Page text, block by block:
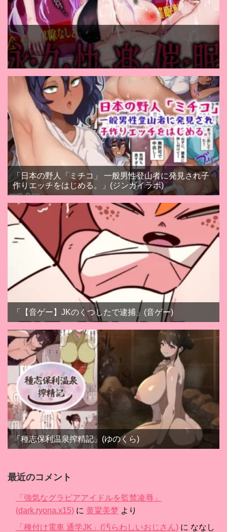
「【 催○解除なし
】永・久・快・楽・催・眠～痙
攣しっぱなしの絶頂廃人への片道切符～【蛇口ちん
ぽ】」(空心菜館)
「日本の野人「ミチコ」 一般男性登山者に発見され子
作りエッチをはじめる。」(ジンガイラボ)
「【音ゲー】JKのくつしたで逮捕」(音ゲー)
「種志保利温泉搾精記」(ゆのくら)
最近のコメント
「強気なグラビアアイドルを監禁凌辱」
(dark.ryona.x15) に 黄粱美梦 より
「種付け電車 通学JK」(汚らわしいおじさん) に ななし